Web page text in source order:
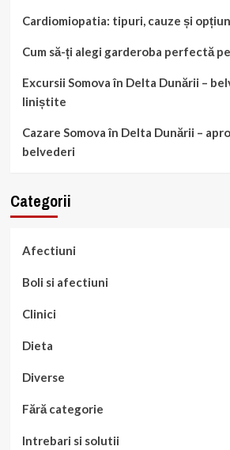
Cardiomiopatia: tipuri, cauze și
Cum să-ți alegi garderoba perfectă
Excursii Somova în Delta Dunării –
liniștite
Cazare Somova în Delta Dunării –
belvederi
Categorii
Afectiuni
Boli si afectiuni
Clinici
Dieta
Diverse
Fără categorie
Intrebari si solutii